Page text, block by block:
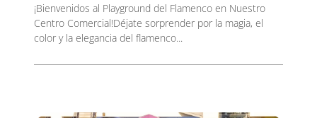
¡Bienvenidos al Playground del Flamenco en Nuestro
Centro Comercial!Déjate sorprender por la magia, el
color y la elegancia del flamenco...